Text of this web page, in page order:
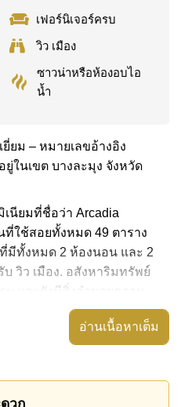
เฟอร์นิเจอร์ครบ
วิว เมือง
ซาวน่าหรือห้องอบไอ
น้ำ
ยม – หมายเลขอ้างอิง
ในเขต บางละมุง จังหวัด
นียมที่ชื่อว่า Arcadia
ที่ใช้สอยทั้งหมด 49 ตาราง
มีทั้งหมด 2 ห้องนอน และ 2
วิว เมือง. อสังหาริมทรัพย์
และยังมีสิ่งอำนวยความ
เบียง, เครื่องปรับอากาศ
อำนวยความสะดวกส่วน
อ่านเนื้อหาเต็ม
วก